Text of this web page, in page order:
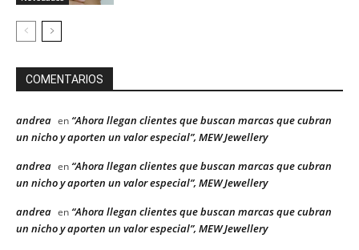
COMENTARIOS
andrea en “Ahora llegan clientes que buscan marcas que cubran
un nicho y aporten un valor especial”, MEW Jewellery
andrea en “Ahora llegan clientes que buscan marcas que cubran
un nicho y aporten un valor especial”, MEW Jewellery
andrea en “Ahora llegan clientes que buscan marcas que cubran
un nicho y aporten un valor especial”, MEW Jewellery